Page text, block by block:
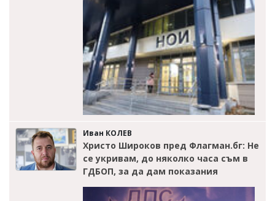
Иван КОЛЕВ
Христо Широков пред Флагман.бг: Не
се укривам, до няколко часа съм в
ГДБОП, за да дам показания